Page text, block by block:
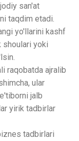
san'at
taqdim etadi.
yo'llarini kashf
shoulari yoki
raqobatda ajralib
ular
jalb
yirik tadbirlar
tadbirlari